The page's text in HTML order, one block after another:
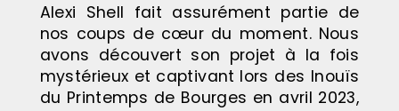
Alexi Shell fait assurément partie de
nos coups de cœur du moment. Nous
avons découvert son projet à la fois
mystérieux et captivant lors des Inouïs
du Printemps de Bourges en avril 2023,